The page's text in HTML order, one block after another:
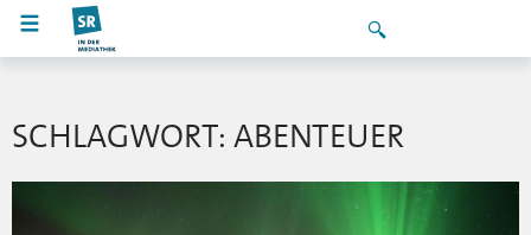
SCHLAGWORT: ABENTEUER